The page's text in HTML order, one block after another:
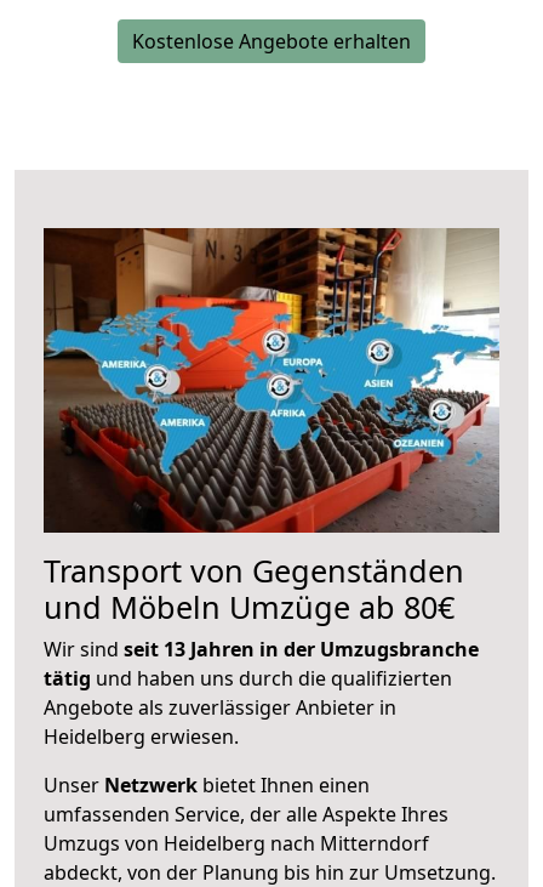
Kostenlose Angebote erhalten
Transport von Gegenständen
und Möbeln Umzüge ab 80€
Wir sind seit 13 Jahren in der Umzugsbranche
tätig und haben uns durch die qualifizierten
Angebote als zuverlässiger Anbieter in
Heidelberg erwiesen.
Unser Netzwerk bietet Ihnen einen
umfassenden Service, der alle Aspekte Ihres
Umzugs von Heidelberg nach Mitterndorf
abdeckt, von der Planung bis hin zur Umsetzung.